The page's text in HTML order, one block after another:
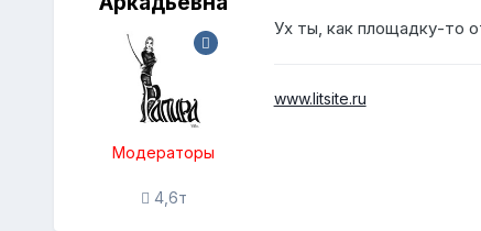
Модераторы
4,6т
Ух ты, как площадку-то
www.litsite.ru